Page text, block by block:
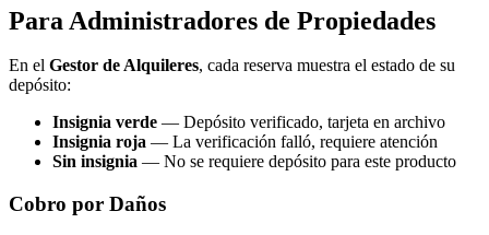
Para Administradores de Propiedades
En el Gestor de Alquileres, cada reserva muestra el estado de su
depósito:
Insignia verde — Depósito verificado, tarjeta en archivo
Insignia roja — La verificación falló, requiere atención
Sin insignia — No se requiere depósito para este producto
Cobro por Daños